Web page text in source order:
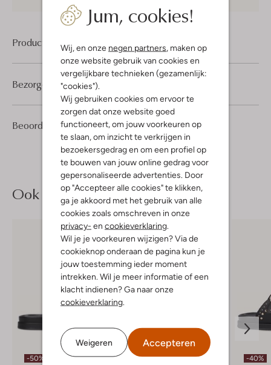
Jum, cookies!
Wij, en onze negen partners, maken op
onze website gebruik van cookies en
vergelijkbare technieken (gezamenlijk:
"cookies").
Wij gebruiken cookies om ervoor te
zorgen dat onze website goed
functioneert, om jouw voorkeuren op
te slaan, om inzicht te verkrijgen in
bezoekersgedrag en om een profiel op
te bouwen van jouw online gedrag voor
gepersonaliseerde advertenties. Door
op "Accepteer alle cookies" te klikken,
ga je akkoord met het gebruik van alle
cookies zoals omschreven in onze
privacy- en cookieverklaring.
Wil je je voorkeuren wijzigen? Via de
cookieknop onderaan de pagina kun je
jouw toestemming ieder moment
intrekken. Wil je meer informatie of een
klacht indienen? Ga naar onze
cookieverklaring.
Weigeren Accepteren
Product informatie
Beoordelingen (7) 3/5
7
3
Sterren
Bezorgen & retourneren
Ook iets voor jou?
-50%
Laatste item
-30%
-40%